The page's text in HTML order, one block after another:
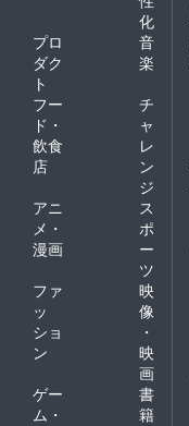
化
プロ
ダク
ト
音
楽
フー
ド・
飲食
店
チ
ャ
レ
ン
ジ
アニ
メ・
漫画
ス
ポ
ー
ツ
ファ
ッ
ショ
ン
映
像
・
映
画
ゲー
ム・
書
籍